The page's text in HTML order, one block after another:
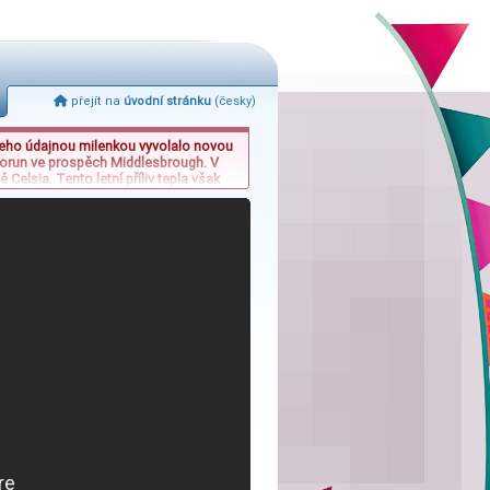
přejít na úvodní stránku (česky)
údajnou milenkou vyvolalo novou
ve prospěch Middlesbrough. V
Celsia. Tento letní příliv tepla však
událost, která spojí dva vzácné